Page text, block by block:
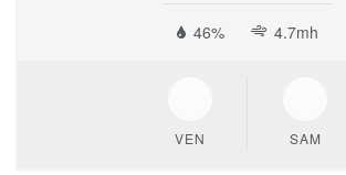
46% 4.7mh
VEN SAM